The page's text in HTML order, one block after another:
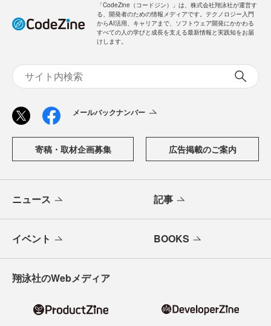
「CodeZine（コードジン）」は、株式会社翔泳社が運営す
る、開発者のための情報メディアです。テクノロジー入門
からAI活用、キャリアまで、ソフトウェア開発にかかわる
すべての人の学びと成長を支える最新情報と実践知をお届
けします。
メールバックナンバー
寄稿・取材企画募集 広告掲載のご案内
ニュース 記事
イベント BOOKS
翔泳社のWebメディア